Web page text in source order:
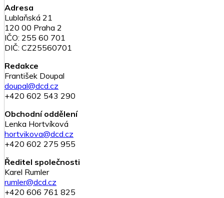
Adresa
Lublaňská 21
120 00 Praha 2
IČO: 255 60 701
DIČ: CZ25560701
Redakce
František Doupal
doupal@dcd.cz
+420 602 543 290
Obchodní oddělení
Lenka Hortvíková
hortvikova@dcd.cz
+420 602 275 955
Ředitel společnosti
Karel Rumler
rumler@dcd.cz
+420 606 761 825